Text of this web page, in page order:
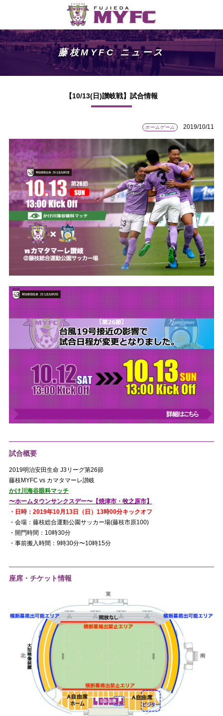
藤枝MYFC ニュース
【10/13(日)讃岐戦】試合情報
ホームゲーム 2019/10/11
試合概要
2019明治安田生命 J3リーグ第26節
藤枝MYFC vs カマタマーレ讃岐
かけ川海谷眼科マッチ
〜ホームタウンサンクスデー〜【焼津市・牧之原市】
・日時：2019年10月13日（日）13時00分キックオフ
・会場：藤枝総合運動公園サッカー場(藤枝市原100)
・開門時間：10時30分
・事前搬入時間：9時30分〜10時15分
座席・チケット情報